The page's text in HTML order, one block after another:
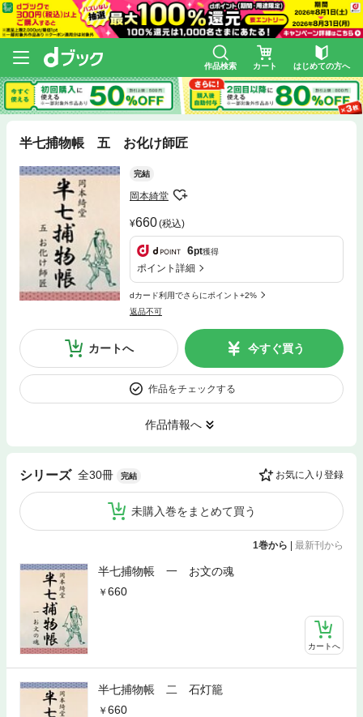
作品検索 カート はじめての方へ
半七捕物帳 五 お化け師匠
完結
岡本綺堂
660(税込)
6pt獲得
ポイント詳細
dカード利用でさらにポイント+2%
返品不可
カートへ 今すぐ買う
作品をチェックする
作品情報へ
シリーズ 全30冊 完結 お気に入り登録
未購入巻をまとめて買う
1巻から 最新刊から
半七捕物帳 一 お文の魂
660
カートへ
半七捕物帳 二 石灯籠
660